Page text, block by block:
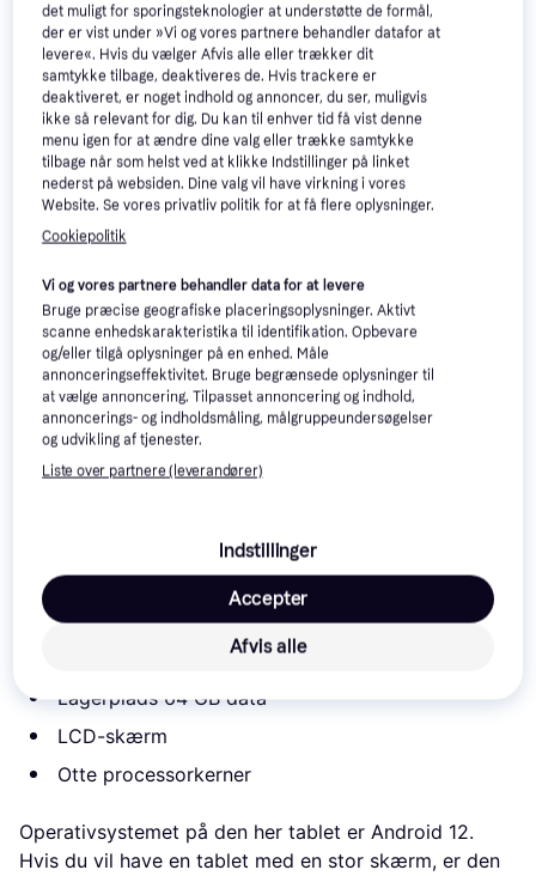
Læs om produktet
Laveste pris for Samsung Galaxy Tab S6 Lite 10.4"
2022 Wi-Fi SM-P613 64GB Black er 3.196 kr.
den bedste pris lige nu blandt 2 butikker.
Med den her tablet kan du nemt lige tjekke dine mails
10,4-tommer. Du burde ikke skulle lade den her tablet
op ofte.
Wi-Fi standard: Wi-Fi 5 (802.11ac)
Operativsystem: Android 12
Lagerplads 64 GB data
LCD-skærm
Otte processorkerner
Operativsystemet på den her tablet er Android 12.
Hvis du vil have en tablet med en stor skærm, er den
det muligt for sporingsteknologier at understøtte de formål,
der er vist under »Vi og vores partnere behandler datafor at
levere«. Hvis du vælger Afvis alle eller trækker dit
samtykke tilbage, deaktiveres de. Hvis trackere er
deaktiveret, er noget indhold og annoncer, du ser, muligvis
ikke så relevant for dig. Du kan til enhver tid få vist denne
menu igen for at ændre dine valg eller trække samtykke
tilbage når som helst ved at klikke Indstillinger på linket
nederst på websiden. Dine valg vil have virkning i vores
Website. Se vores privatliv politik for at få flere oplysninger.
Cookiepolitik
Vi og vores partnere behandler data for at levere
Bruge præcise geografiske placeringsoplysninger. Aktivt
scanne enhedskarakteristika til identifikation. Opbevare
og/eller tilgå oplysninger på en enhed. Måle
annonceringseffektivitet. Bruge begrænsede oplysninger til
at vælge annoncering. Tilpasset annoncering og indhold,
annoncerings- og indholdsmåling, målgruppeundersøgelser
og udvikling af tjenester.
Liste over partnere (leverandører)
Indstillinger
Afvis alle
Accepter